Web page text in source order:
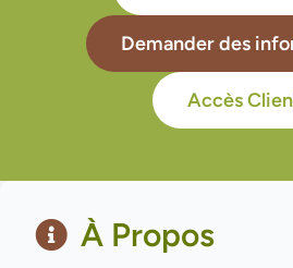
Demander des
Accès
À Propos